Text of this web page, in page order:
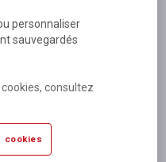
personnaliser
sauvegardés
consultez
cookies